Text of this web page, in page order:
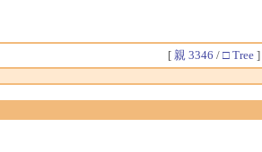
[ 親 3346 / □ Tree]